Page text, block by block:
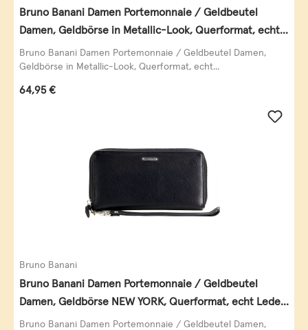
Bruno Banani Damen Portemonnaie / Geldbeutel
Damen, Geldbörse in Metallic-Look, Querformat, echt
Leder, schwarz-gold
Bruno Banani Damen Portemonnaie / Geldbeutel Damen,
Geldbörse in Metallic-Look, Querformat, echt...
Regulärer Preis:
64,95 €
Bruno Banani
Bruno Banani Damen Portemonnaie / Geldbeutel
Damen, Geldbörse NEW YORK, Querformat, echt Leder,
schwarz
Bruno Banani Damen Portemonnaie / Geldbeutel Damen,